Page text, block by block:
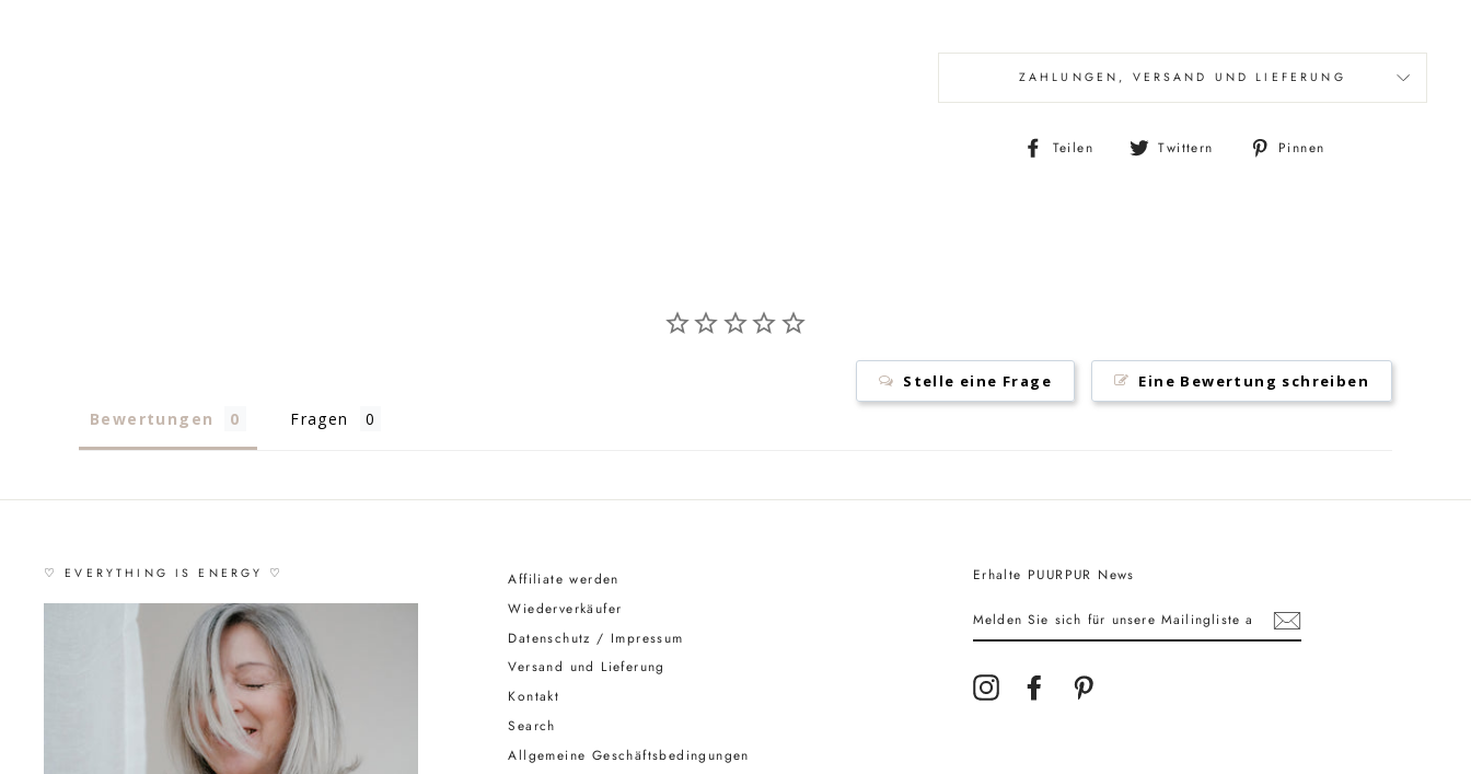
ZAHLUNGEN, VERSAND UND LIEFERUNG
Teilen
Auf
Twittern
Auf
Pinnen
Eine Bewertung schreiben
Stelle eine Frage
Bewertungen Fragen
♡ EVERYTHING IS ENERGY ♡
Affiliate werden
Wiederverkäufer
Datenschutz / Impressum
Versand und Lieferung
Kontakt
Search
Allgemeine Geschäftsbedingungen
Erhalte PUURPUR News
SIE
FÜR
AN InstagramFacebook